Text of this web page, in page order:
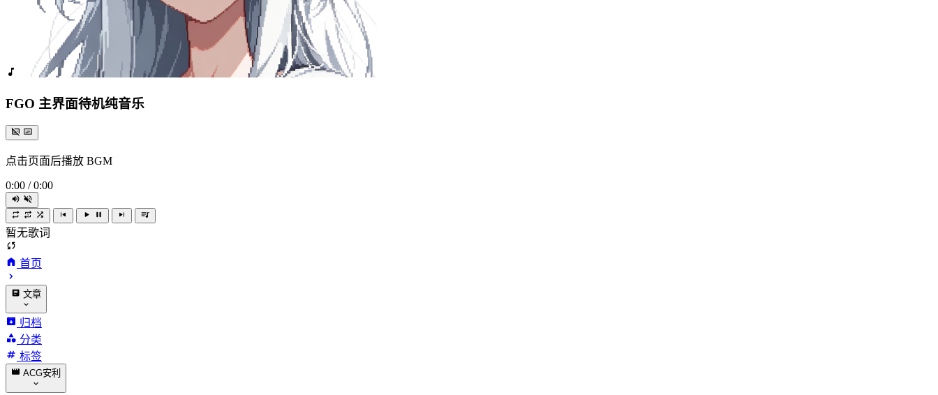
FGO 主界面待机纯音乐
点击页面后播放 BGM
0:00 / 0:00
暂无歌词
首页
文章
归档
分类
标签
ACG安利